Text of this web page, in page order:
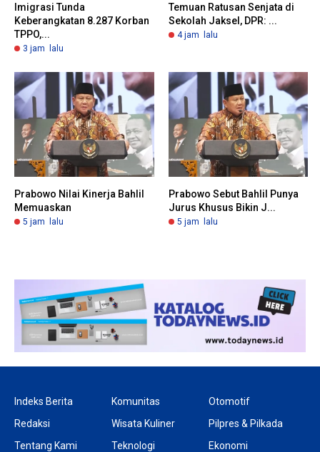
Imigrasi Tunda
Keberangkatan 8.287 Korban
TPPO,...
3 jam lalu
Temuan Ratusan Senjata di
Sekolah Jaksel, DPR: ...
4 jam lalu
Prabowo Nilai Kinerja Bahlil
Memuaskan
5 jam lalu
Prabowo Sebut Bahlil Punya
Jurus Khusus Bikin J...
5 jam lalu
Indeks Berita
Redaksi
Tentang Kami
Komunitas
Wisata Kuliner
Teknologi
Otomotif
Pilpres & Pilkada
Ekonomi